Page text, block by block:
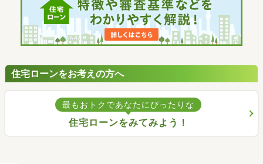
住宅ローンをお考えの方へ
最もおトクであなたにぴったりな
住宅ローンをみてみよう！